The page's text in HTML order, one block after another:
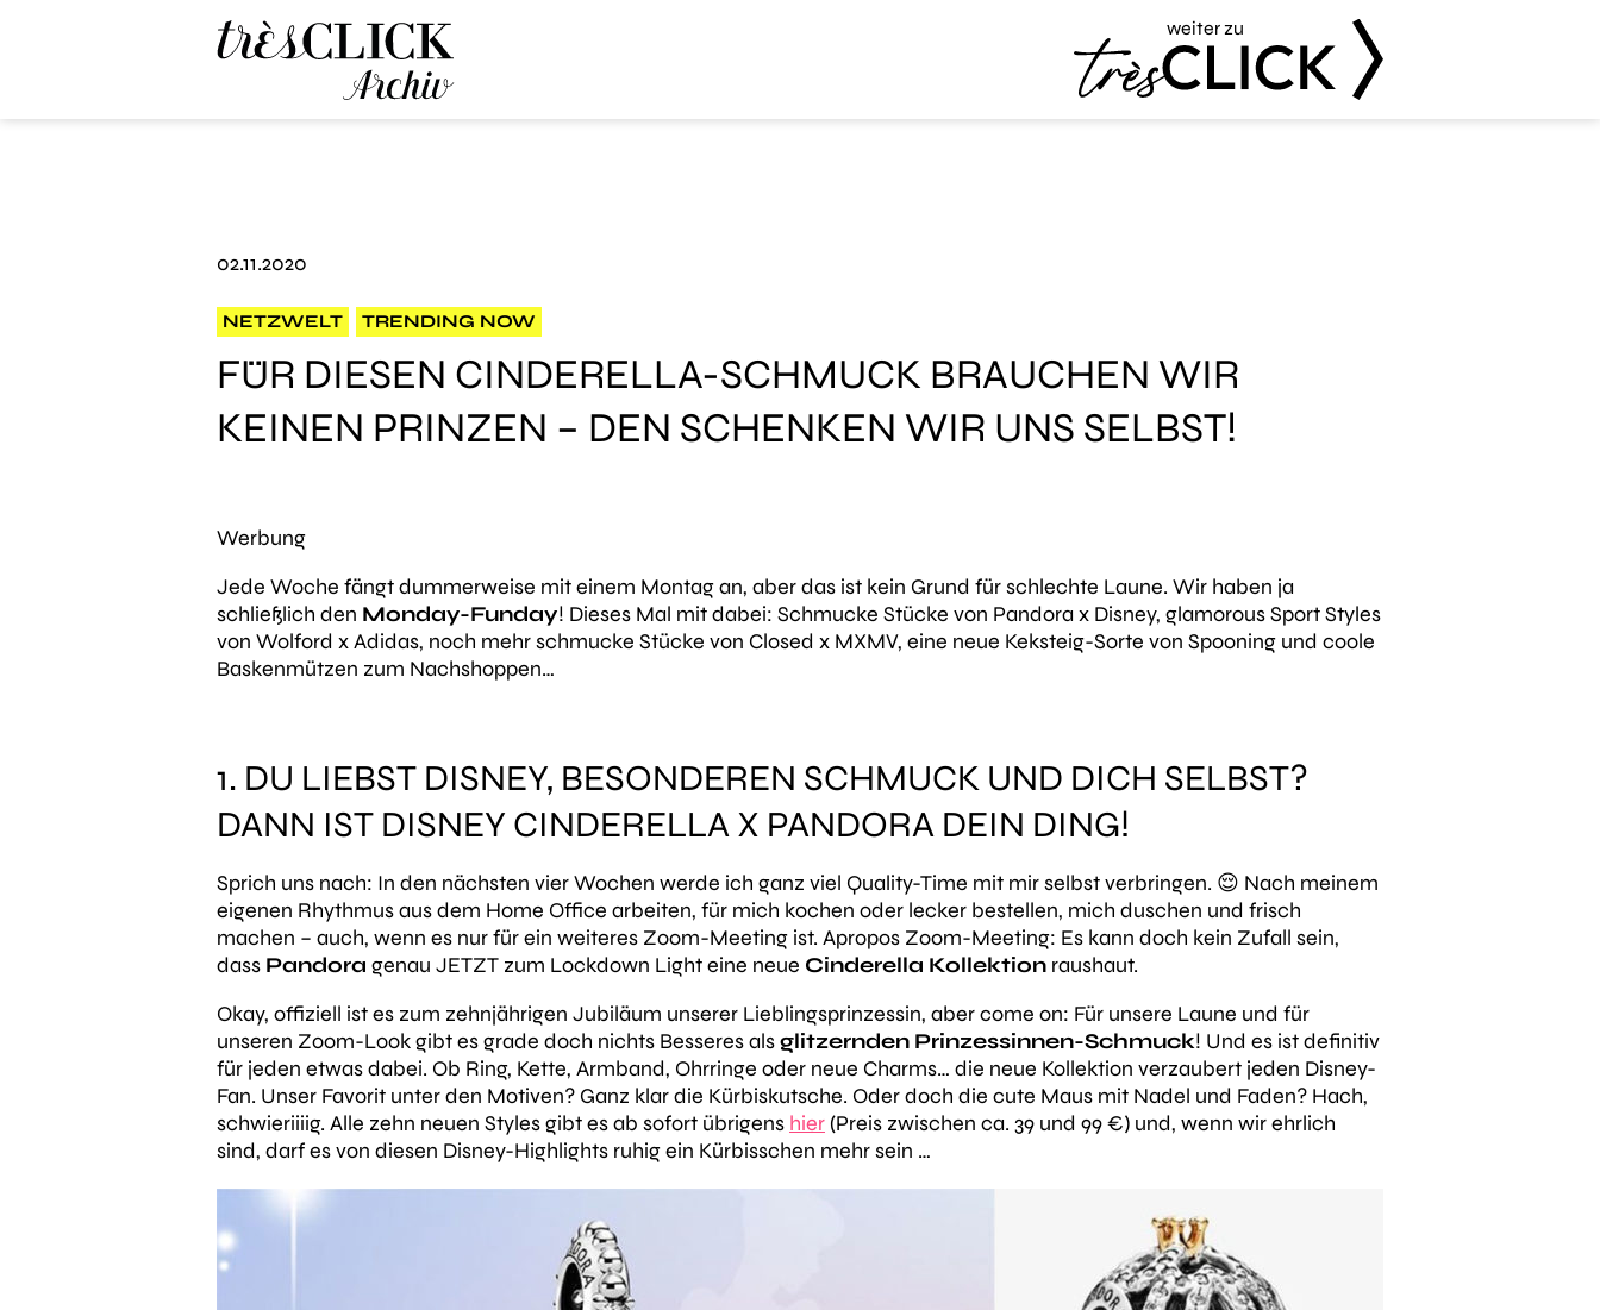
weiter zu
02.11.2020
NETZWELT TRENDING NOW
FÜR DIESEN CINDERELLA-SCHMUCK BRAUCHEN WIR
KEINEN PRINZEN – DEN SCHENKEN WIR UNS SELBST!
Werbung
Jede Woche fängt dummerweise mit einem Montag an, aber das ist kein Grund für schlechte Laune. Wir haben ja
schließlich den Monday-Funday! Dieses Mal mit dabei: Schmucke Stücke von Pandora x Disney, glamorous Sport Styles
von Wolford x Adidas, noch mehr schmucke Stücke von Closed x MXMV, eine neue Keksteig-Sorte von Spooning und coole
Baskenmützen zum Nachshoppen…
1. DU LIEBST DISNEY, BESONDEREN SCHMUCK UND DICH SELBST?
DANN IST DISNEY CINDERELLA X PANDORA DEIN DING!
Sprich uns nach: In den nächsten vier Wochen werde ich ganz viel Quality-Time mit mir selbst verbringen. 😌 Nach meinem
eigenen Rhythmus aus dem Home Office arbeiten, für mich kochen oder lecker bestellen, mich duschen und frisch
machen – auch, wenn es nur für ein weiteres Zoom-Meeting ist. Apropos Zoom-Meeting: Es kann doch kein Zufall sein,
dass Pandora genau JETZT zum Lockdown Light eine neue Cinderella Kollektion raushaut.
Okay, offiziell ist es zum zehnjährigen Jubiläum unserer Lieblingsprinzessin, aber come on: Für unsere Laune und für
unseren Zoom-Look gibt es grade doch nichts Besseres alsglitzernden Prinzessinnen-Schmuck! Und es ist definitiv
für jeden etwas dabei. Ob Ring, Kette, Armband, Ohrringe oder neue Charms… die neue Kollektion verzaubert jeden Disney-
Fan. Unser Favorit unter den Motiven? Ganz klar die Kürbiskutsche. Oder doch die cute Maus mit Nadel und Faden? Hach,
schwieriiiig. Alle zehn neuen Styles gibt es ab sofort übrigens hier (Preis zwischen ca. 39 und 99 €) und, wenn wir ehrlich
sind, darf es von diesen Disney-Highlights ruhig ein Kürbisschen mehr sein …